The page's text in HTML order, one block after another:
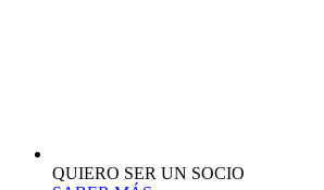
QUIERO SER UN SOCIO